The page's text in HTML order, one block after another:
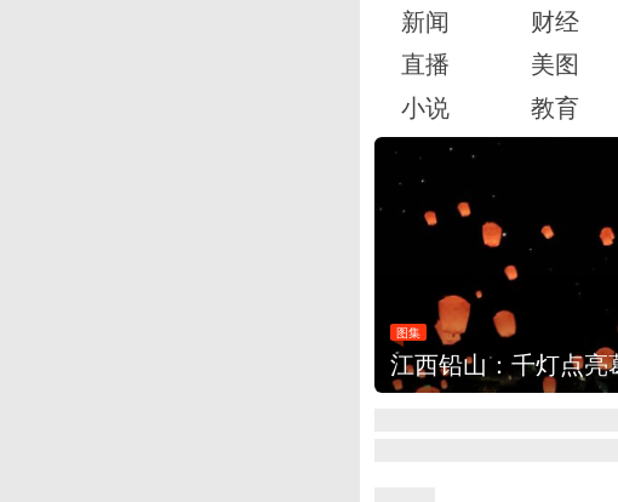
新闻 财经
直播
美图
小说
教育
江西铅山：千灯点亮葛仙村